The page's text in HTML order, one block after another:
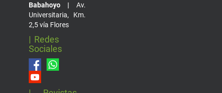
Babahoyo | Av.
Universitaria, Km.
2,5 vía Flores
| Redes
Sociales